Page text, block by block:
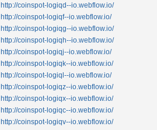
http://coinspot-logiqd--io.webflow.io/
http://coinspot-logiqf--io.webflow.io/
http://coinspot-logiqg--io.webflow.io/
http://coinspot-logiqh--io.webflow.io/
http://coinspot-logiqj--io.webflow.io/
http://coinspot-logiqk--io.webflow.io/
http://coinspot-logiql--io.webflow.io/
http://coinspot-logiqz--io.webflow.io/
http://coinspot-logiqx--io.webflow.io/
http://coinspot-logiqc--io.webflow.io/
http://coinspot-logiqv--io.webflow.io/